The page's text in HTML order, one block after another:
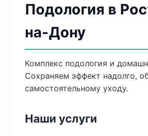
Подология в
на-Дону
Комплекс подология и
Сохраняем эффект надолго,
самостоятельному уходу.
Наши услуги